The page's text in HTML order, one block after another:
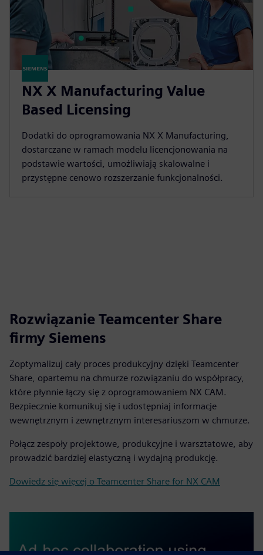
NX X Manufacturing Value
Based Licensing
Dodatki do oprogramowania NX X Manufacturing,
dostarczane w ramach modelu licencjonowania na
podstawie wartości, umożliwiają skalowalne i
przystępne cenowo rozszerzanie funkcjonalności.
Rozwiązanie Teamcenter Share
firmy Siemens
Zoptymalizuj cały proces produkcyjny dzięki Teamcenter
Share, opartemu na chmurze rozwiązaniu do współpracy,
które płynnie łączy się z oprogramowaniem NX CAM.
Bezpiecznie komunikuj się i udostępniaj informacje
wewnętrznym i zewnętrznym interesariuszom w chmurze.
Połącz zespoły projektowe, produkcyjne i warsztatowe, aby
prowadzić bardziej elastyczną i wydajną produkcję.
Dowiedz się więcej o Teamcenter Share for NX CAM